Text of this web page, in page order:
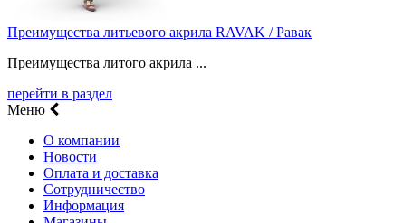
Преимущества литьевого акрила RAVAK / Равак
Преимущества литого акрила ...
перейти в раздел
Меню
О компании
Новости
Оплата и доставка
Сотрудничество
Информация